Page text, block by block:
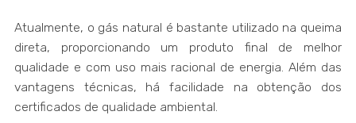
Atualmente, o gás natural é bastante utilizado na queima
direta, proporcionando um produto final de melhor
qualidade e com uso mais racional de energia. Além das
vantagens técnicas, há facilidade na obtenção dos
certificados de qualidade ambiental.